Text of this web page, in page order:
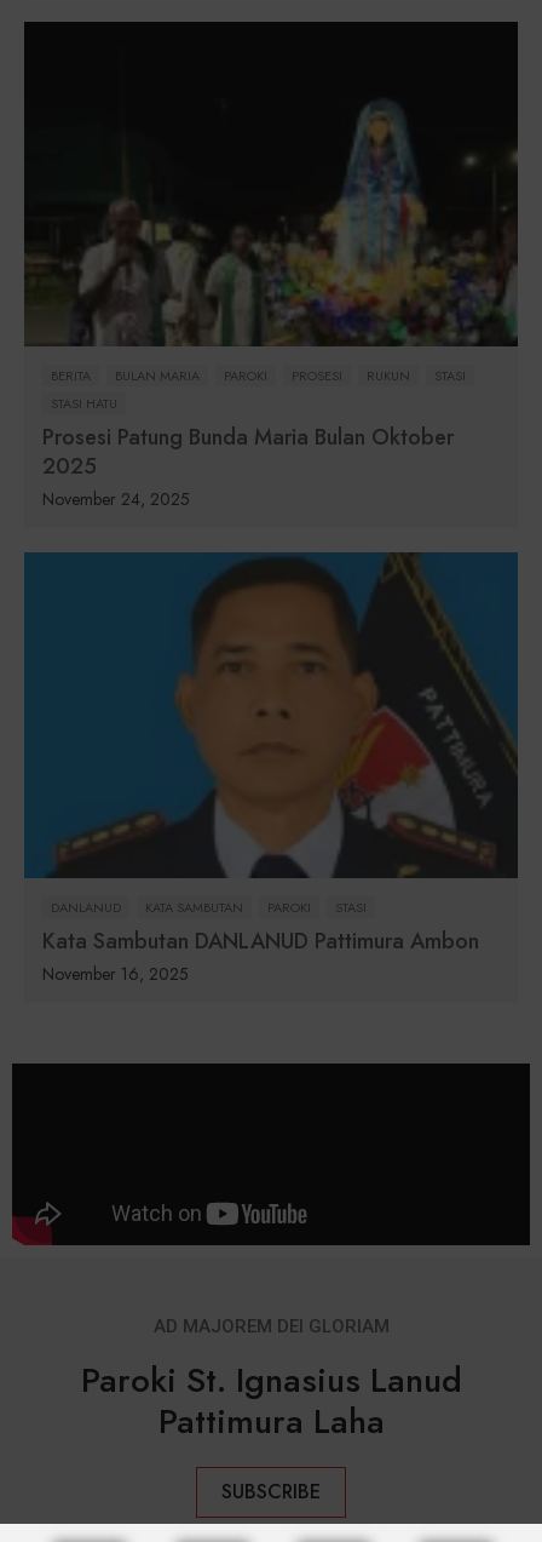
BERITA BULAN MARIA PAROKI PROSESI RUKUN
STASI
STASI HATU
Prosesi Patung Bunda Maria Bulan Oktober
2025
November 24, 2025
DANLANUD KATA SAMBUTAN PAROKI STASI
Kata Sambutan DANLANUD Pattimura Ambon
November 16, 2025
AD MAJOREM DEI GLORIAM
Paroki St. Ignasius Lanud
Pattimura Laha
SUBSCRIBE